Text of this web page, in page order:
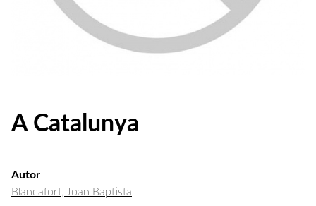
A Catalunya
Autor
Blancafort, Joan Baptista